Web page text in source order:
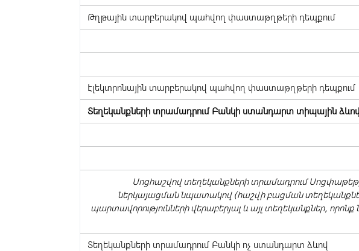
Թղթային տարբերակով պահվող փաստաթղթերի դեպքում
Էլեկտրոնային տարբերակով պահվող փաստաթղթերի դեպքում
Տեղեկանքների տրամադրում Բանկի ստանդարտ տիպային ձևով
Սոցհաշվով տեղեկանքների տրամադրում
ներկայացման նպատակով (հաշվի բացման
պարտավորությունների վերաբերյալ և այլ տեղեկանքներ,
Տեղեկանքների տրամադրում Բանկի ոչ ստանդարտ ձևով